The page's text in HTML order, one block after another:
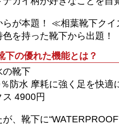
らが本題！ ≪相葉靴下ク
を持った靴下から出題！
下の優れた機能とは？
の靴下
防水 摩耗に強く足を快適
ス 4900円
、靴下に